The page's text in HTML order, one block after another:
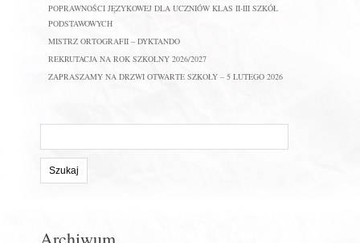
POPRAWNOŚCI JĘZYKOWEJ DLA UCZNIÓW KLAS II-III SZKÓŁ
PODSTAWOWYCH
MISTRZ ORTOGRAFII – DYKTANDO
REKRUTACJA NA ROK SZKOLNY 2026/2027
ZAPRASZAMY NA DRZWI OTWARTE SZKOŁY – 5 LUTEGO 2026
stronie: